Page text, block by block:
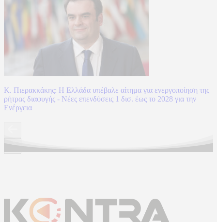
Κ. Πιερακκάκης: Η Ελλάδα υπέβαλε αίτημα για ενεργοποίηση της
ρήτρας διαφυγής - Νέες επενδύσεις 1 δισ. έως το 2028 για την
Ενέργεια